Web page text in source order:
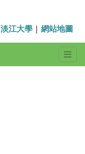
淡江大學 | 網站地圖